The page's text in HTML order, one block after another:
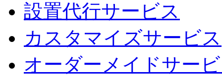
設置代行サービス
カスタマイズサービス
オーダーメイドサー